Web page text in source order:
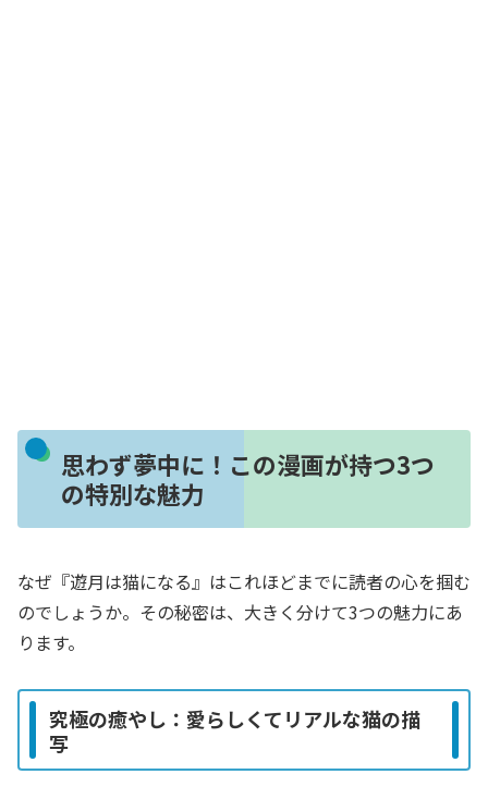
思わず夢中に！この漫画が持つ3つ
の特別な魅力
なぜ『遊月は猫になる』はこれほどまでに読者の心を掴む
のでしょうか。その秘密は、大きく分けて3つの魅力にあ
ります。
究極の癒やし：愛らしくてリアルな猫の描
写